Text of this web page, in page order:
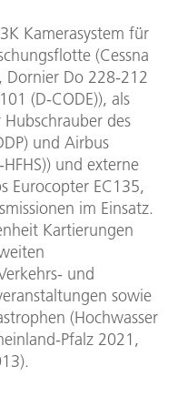
Kamerasystem für
(Cessna
Dornier Do 228-212
(D-CODE)), als
des
und Airbus
und externe
Eurocopter EC135,
im Einsatz.
Kartierungen
und
sowie
(Hochwasser
Pfalz 2021,